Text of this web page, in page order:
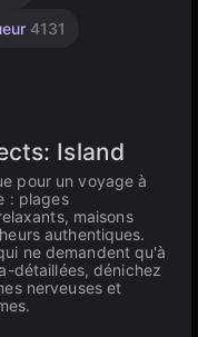
4131
Island
pour un voyage à
: plages
maisons
authentiques.
ne demandent qu'à
détaillées, dénichez
nerveuses et